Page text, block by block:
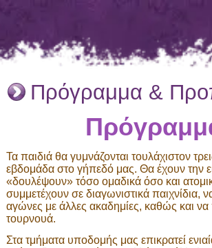
Πρόγραμμα &
Τα παιδιά θα γυμνάζονται τουλάχιστον
εβδομάδα στο γήπεδό μας. Θα έχουν την
«δουλέψουν» τόσο ομαδικά όσο και
συμμετέχουν σε διαγωνιστικά παιχνίδια,
αγώνες με άλλες ακαδημίες, καθώς και
τουρνουά.
Στα τμήματα υποδομής μας επικρατεί